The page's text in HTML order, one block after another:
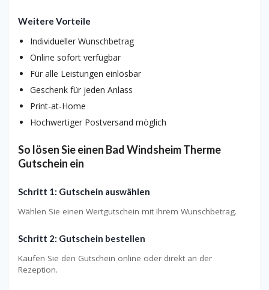
Weitere Vorteile
Individueller Wunschbetrag
Online sofort verfügbar
Für alle Leistungen einlösbar
Geschenk für jeden Anlass
Print-at-Home
Hochwertiger Postversand möglich
So lösen Sie einen Bad Windsheim Therme
Gutschein ein
Schritt 1: Gutschein auswählen
Wählen Sie einen Wertgutschein mit Ihrem Wunschbetrag.
Schritt 2: Gutschein bestellen
Kaufen Sie den Gutschein online oder direkt an der
Rezeption.